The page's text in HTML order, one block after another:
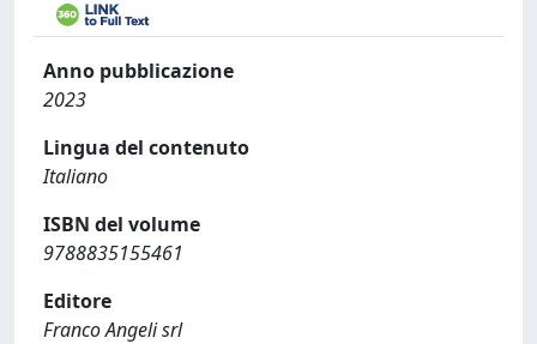
Anno pubblicazione
2023
Lingua del contenuto
Italiano
ISBN del volume
9788835155461
Editore
Franco Angeli srl